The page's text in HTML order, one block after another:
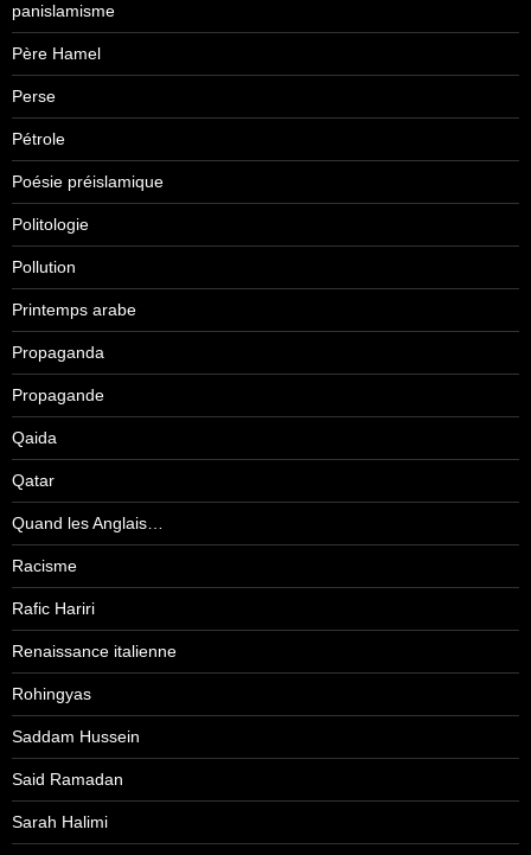
panislamisme
Père Hamel
Perse
Pétrole
Poésie préislamique
Politologie
Pollution
Printemps arabe
Propaganda
Propagande
Qaida
Qatar
Quand les Anglais…
Racisme
Rafic Hariri
Renaissance italienne
Rohingyas
Saddam Hussein
Said Ramadan
Sarah Halimi